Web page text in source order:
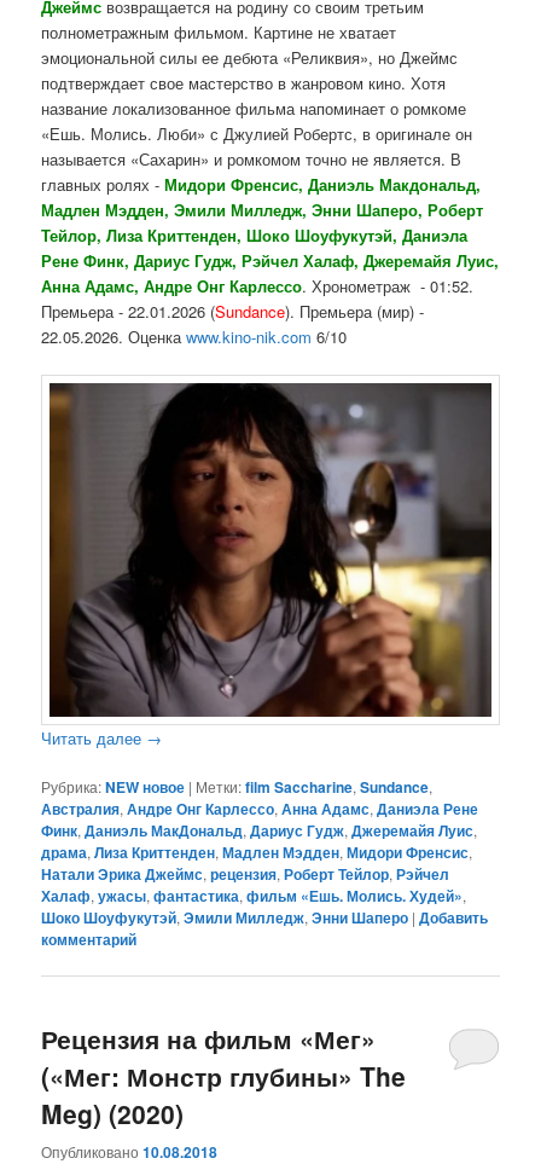
Джеймс возвращается на родину со своим третьим
полнометражным фильмом. Картине не хватает
эмоциональной силы ее дебюта «Реликвия», но Джеймс
подтверждает свое мастерство в жанровом кино. Хотя
название локализованное фильма напоминает о ромкоме
«Ешь. Молись. Люби» с Джулией Робертс, в оригинале он
называется «Сахарин» и ромкомом точно не является. В
главных ролях -Мидори Френсис, Даниэль Макдональд,
Мадлен Мэдден, Эмили Милледж, Энни Шаперо, Роберт
Тейлор, Лиза Криттенден, Шоко Шоуфукутэй, Даниэла
Рене Финк, Дариус Гудж, Рэйчел Халаф, Джеремайя Луис,
Анна Адамс, Андре Онг Карлессо. Хронометраж - 01:52.
Премьера - 22.01.2026 (Sundance). Премьера (мир) -
22.05.2026. Оценкаwww.kino-nik.com 6/10
Читать далее →
Рубрика:NEW новое | Метки:film Saccharine,Sundance,
Австралия,Андре Онг Карлессо,Анна Адамс,Даниэла Рене
Финк,Даниэль МакДональд,Дариус Гудж,Джеремайя Луис,
драма,Лиза Криттенден,Мадлен Мэдден,Мидори Френсис,
Натали Эрика Джеймс,рецензия,Роберт Тейлор,Рэйчел
Халаф,ужасы,фантастика,фильм «Ешь. Молись. Худей»,
Шоко Шоуфукутэй,Эмили Милледж,Энни Шаперо |Добавить
комментарий
Рецензия на фильм «Мег»
(«Мег: Монстр глубины» The
Meg) (2020)
Опубликовано10.08.2018